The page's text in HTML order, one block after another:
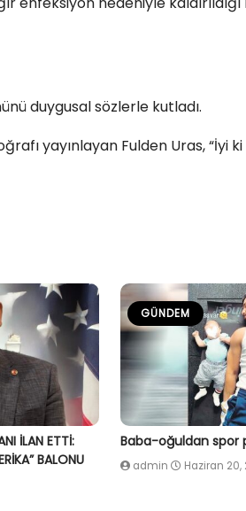
duygusal sözlerle kutladı.
yayınlayan Fulden Uras, “İyi
İLAN ETTİ:
BALONU
GÜNDEM
Baba-oğuldan spor
admin Haziran 20,